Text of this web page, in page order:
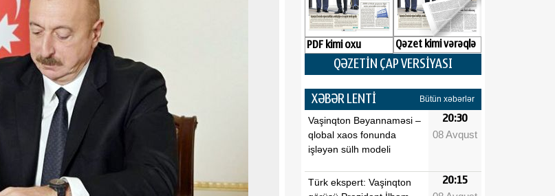
PDF kimi oxu Qəzet kimi vərəqlə
QƏZETİN ÇAP VERSİYASI
XƏBƏR LENTİ Bütün xəbərlər
Vaşinqton Bəyannaməsi –
qlobal xaos fonunda
işləyən sülh modeli
20:30
08 Avqust
Türk ekspert: Vaşinqton
20:15